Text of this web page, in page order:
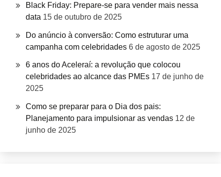
Black Friday: Prepare-se para vender mais nessa
data 15 de outubro de 2025
Do anúncio à conversão: Como estruturar uma
campanha com celebridades 6 de agosto de 2025
6 anos do Aceleraí: a revolução que colocou
celebridades ao alcance das PMEs 17 de junho de
2025
Como se preparar para o Dia dos pais:
Planejamento para impulsionar as vendas 12 de
junho de 2025